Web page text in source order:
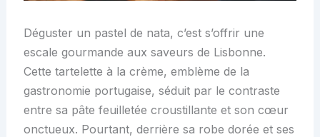
Déguster un pastel de nata, c’est s’offrir une
escale gourmande aux saveurs de Lisbonne.
Cette tartelette à la crème, emblème de la
gastronomie portugaise, séduit par le contraste
entre sa pâte feuilletée croustillante et son cœur
onctueux. Pourtant, derrière sa robe dorée et ses